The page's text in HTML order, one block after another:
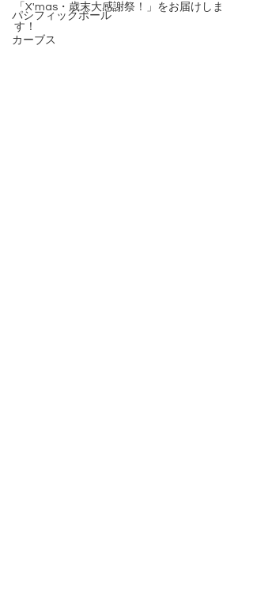
パシフィックボール
カーブス
「X'mas・歳末大感謝祭！
」をお届けしま
す！